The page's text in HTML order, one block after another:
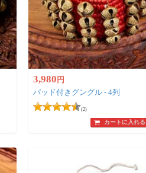
3,980 円
パッド付きグングル - 4列
(2)
カートに入れる